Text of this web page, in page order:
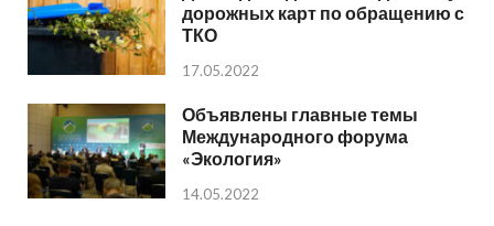
дорожных карт по обращению с
ТКО
17.05.2022
Объявлены главные темы
Международного форума
«Экология»
14.05.2022